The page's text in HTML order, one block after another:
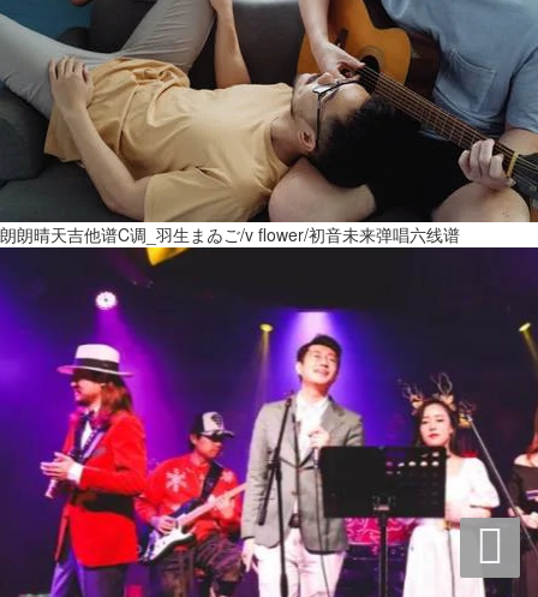
朗朗晴天吉他谱C调_羽生まゐご/v flower/初音未来弹唱六线谱
